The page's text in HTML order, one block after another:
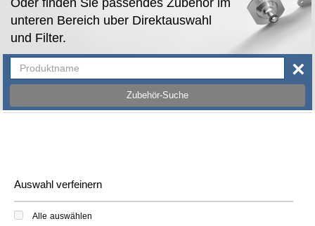
Oder finden Sie passendes Zubehor im
unteren Bereich uber Direktauswahl
und Filter.
Zubehör-Suche
×
Auswahl verfeinern
Alle auswählen